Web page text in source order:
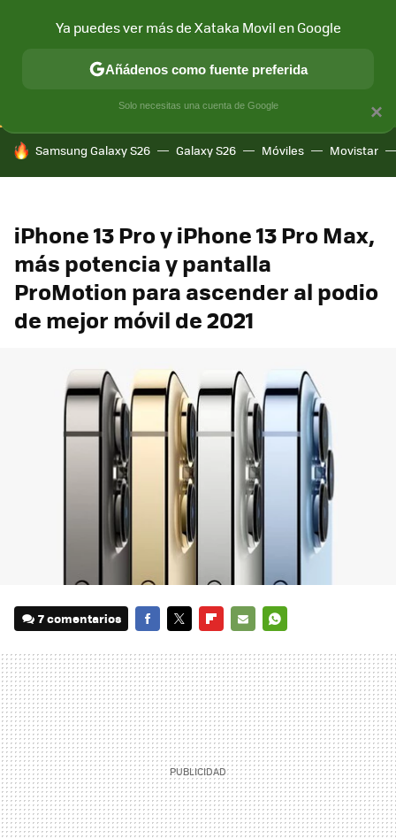
CONECTIVIDAD MÓVIL Y SOCIEDAD APLICACIONES
HOY SE HABLA DE
Samsung Galaxy S26 Galaxy S26 Móviles Movistar
iPhone 13 Pro y iPhone 13 Pro Max,
más potencia y pantalla
ProMotion para ascender al podio
de mejor móvil de 2021
7 comentarios
MAIL
×
Ya puedes ver más de Xataka Movil en Google
Añádenos como fuente preferida
Solo necesitas una cuenta de Google